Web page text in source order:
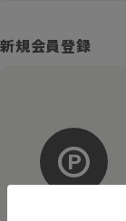
新規会員登録